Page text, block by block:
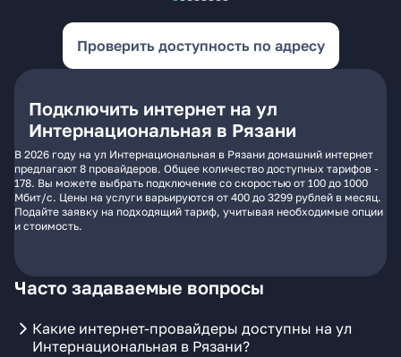
Проверить доступность по адресу
Подключить интернет на ул
Интернациональная в Рязани
В 2026 году на ул Интернациональная в Рязани домашний интернет
предлагают 8 провайдеров. Общее количество доступных тарифов -
178. Вы можете выбрать подключение со скоростью от 100 до 1000
Мбит/с. Цены на услуги варьируются от 400 до 3299 рублей в месяц.
Подайте заявку на подходящий тариф, учитывая необходимые опции
и стоимость.
Часто задаваемые вопросы
Какие интернет-провайдеры доступны на ул
Интернациональная в Рязани?